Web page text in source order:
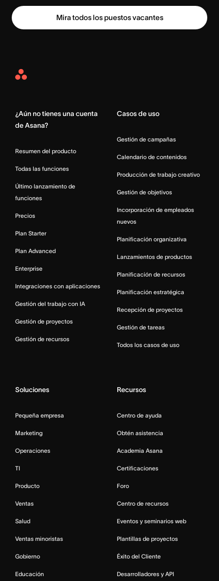
Mira todos los puestos vacantes
Asana
¿Aún no tienes una cuenta
de Asana?
Resumen del producto
Todas las funciones
Último lanzamiento de
funciones
Precios
Plan Starter
Plan Advanced
Enterprise
Integraciones con aplicaciones
Gestión del trabajo con IA
Gestión de proyectos
Gestión de recursos
Casos de uso
Gestión de campañas
Calendario de contenidos
Producción de trabajo creativo
Gestión de objetivos
Incorporación de empleados
nuevos
Planificación organizativa
Lanzamientos de productos
Planificación de recursos
Planificación estratégica
Recepción de proyectos
Gestión de tareas
Todos los casos de uso
Soluciones
Pequeña empresa
Marketing
Operaciones
TI
Producto
Ventas
Salud
Ventas minoristas
Gobierno
Educación
Recursos
Centro de ayuda
Obtén asistencia
Academia Asana
Certificaciones
Foro
Centro de recursos
Eventos y seminarios web
Plantillas de proyectos
Éxito del Cliente
Desarrolladores y API